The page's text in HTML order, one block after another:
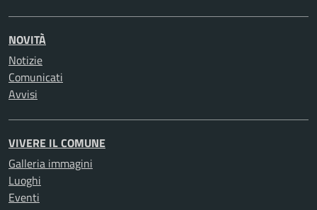
NOVITÀ
Notizie
Comunicati
Avvisi
VIVERE IL COMUNE
Galleria immagini
Luoghi
Eventi